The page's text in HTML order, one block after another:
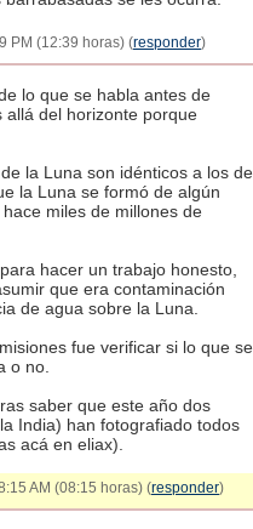
PM (12:39 horas) (responder)
lo que se habla antes de
del horizonte porque
la Luna son idénticos a los de
la Luna se formó de algún
miles de millones de
hacer un trabajo honesto,
que era contaminación
de agua sobre la Luna.
fue verificar si lo que se
o no.
saber que este año dos
India) han fotografiado todos
acá en eliax).
AM (08:15 horas) (responder)